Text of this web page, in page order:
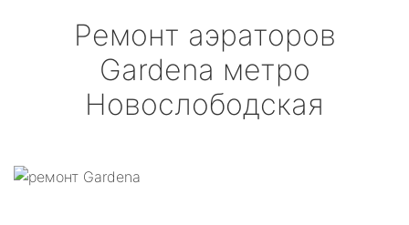
Ремонт аэраторов
Gardena метро
Новослободская